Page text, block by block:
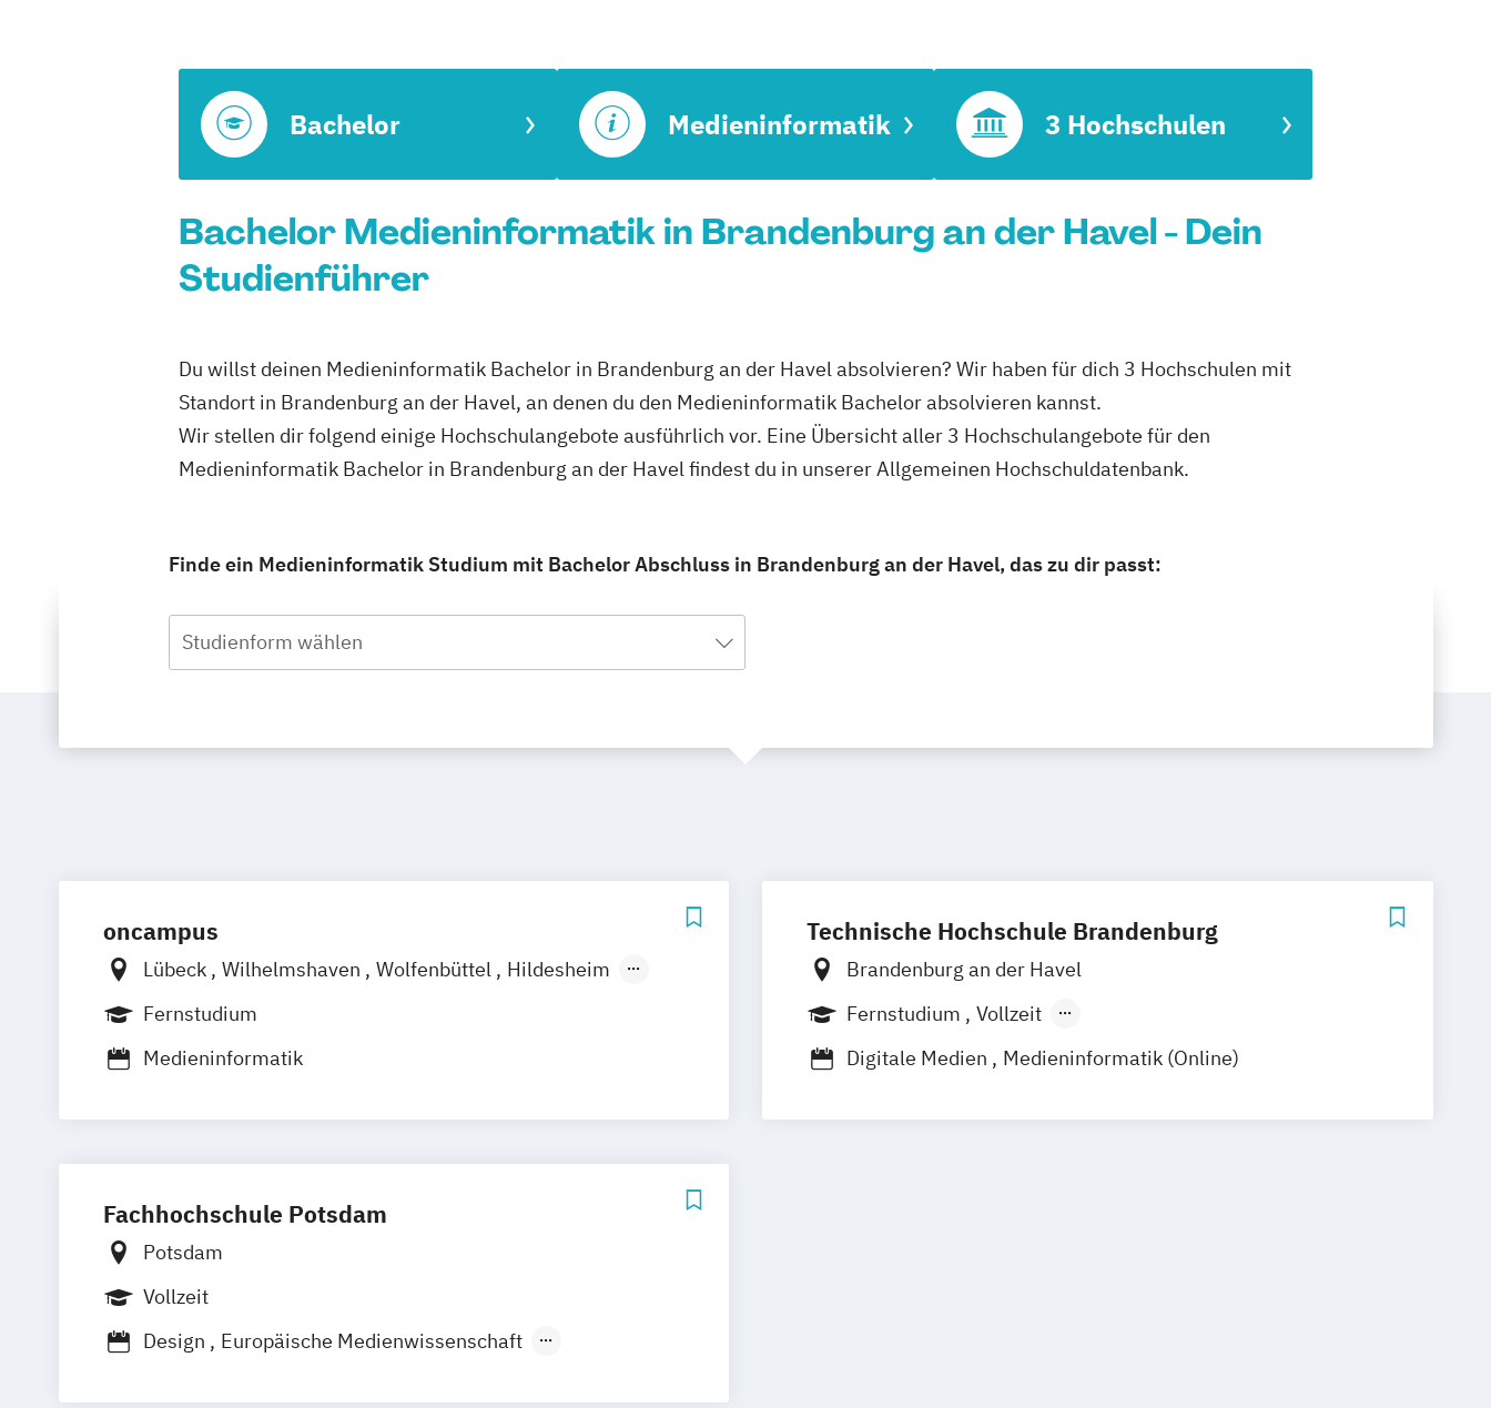
Bachelor Medieninformatik 3 Hochschulen
Bachelor Medieninformatik in Brandenburg an der Havel - Dein
Studienführer
Du willst deinen Medieninformatik Bachelor in Brandenburg an der Havel absolvieren? Wir haben für dich 3 Hochschulen mit
Standort in Brandenburg an der Havel, an denen du den Medieninformatik Bachelor absolvieren kannst.
Wir stellen dir folgend einige Hochschulangebote ausführlich vor. Eine Übersicht aller 3 Hochschulangebote für den
Medieninformatik Bachelor in Brandenburg an der Havel findest du in unserer Allgemeinen Hochschuldatenbank.
Finde ein Medieninformatik Studium mit Bachelor Abschluss in Brandenburg an der Havel, das zu dir passt:
Studienform wählen
oncampus
Lübeck Wilhelmshaven Wolfenbüttel
Hildesheim
Berlin
Emden
Fernstudium
Medieninformatik
Technische Hochschule Brandenburg
Brandenburg an der Havel
Fernstudium
Vollzeit
Berufsbegleitendes Präsenzstudium
Digitale Medien Medieninformatik (Online)
Fachhochschule Potsdam
Potsdam
Vollzeit
Design
Europäische Medienwissenschaft